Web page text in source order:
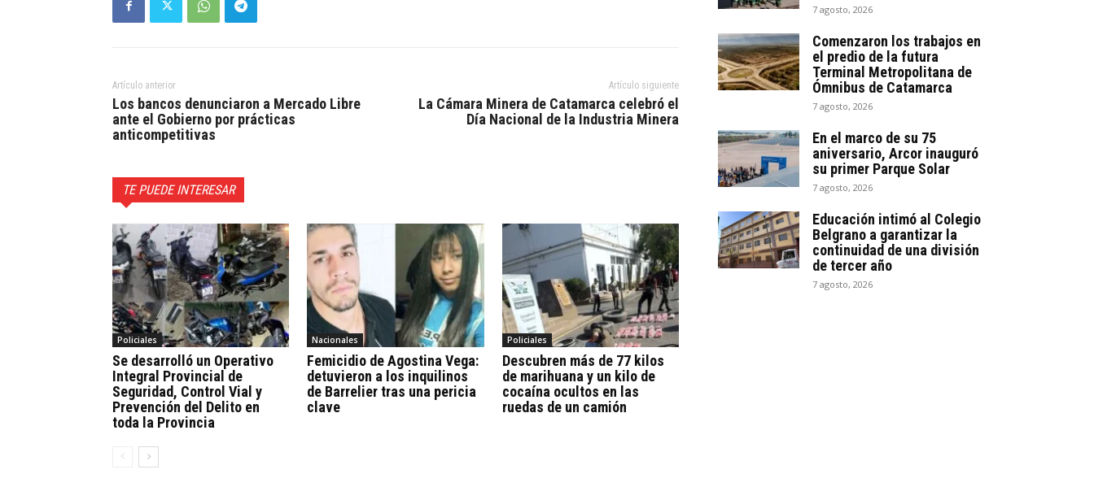
Artículo anterior
Los bancos denunciaron a Mercado Libre
ante el Gobierno por prácticas
anticompetitivas
Artículo siguiente
La Cámara Minera de Catamarca celebró el
Día Nacional de la Industria Minera
TE PUEDE INTERESAR
Policiales
Se desarrolló un Operativo
Integral Provincial de
Seguridad, Control Vial y
Prevención del Delito en
toda la Provincia
Nacionales
Femicidio de Agostina Vega:
detuvieron a los inquilinos
de Barrelier tras una pericia
clave
Policiales
Descubren más de 77 kilos
de marihuana y un kilo de
cocaína ocultos en las
ruedas de un camión
7 agosto, 2026
Comenzaron los trabajos en
el predio de la futura
Terminal Metropolitana de
Ómnibus de Catamarca
7 agosto, 2026
En el marco de su 75
aniversario, Arcor inauguró
su primer Parque Solar
7 agosto, 2026
Educación intimó al Colegio
Belgrano a garantizar la
continuidad de una división
de tercer año
7 agosto, 2026